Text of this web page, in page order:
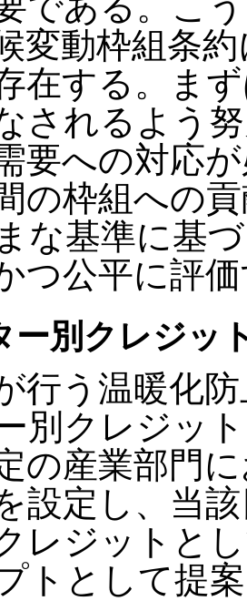
変動枠組条
在する。ま
されるよう
要への対応
の枠組への
な基準に基
つ公平に評
ー別クレジッ
行う温暖化
別クレジッ
の産業部門
設定し、当
レジットと
トとして提